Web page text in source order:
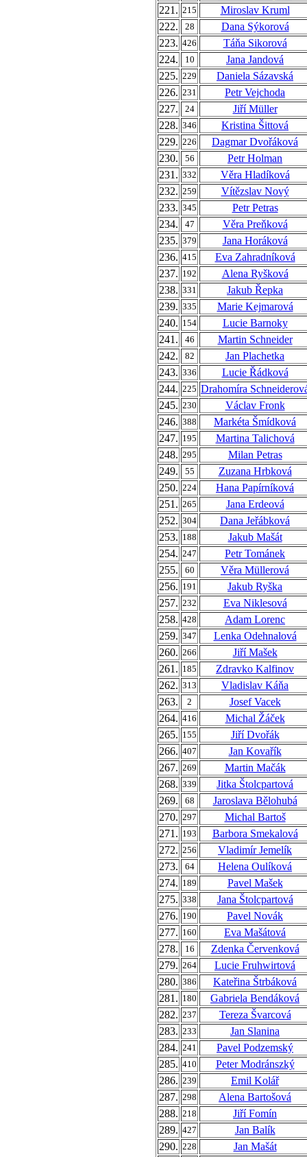
221. 215
Miroslav Kruml
222.
28
Dana Sýkorová
223. 426
Táňa Sikorová
224.
10
Jana Jandová
225. 229
Daniela Sázavská
226. 231
Petr Vejchoda
227.
24
Jiří Müller
228. 346
Kristina Šittová
229. 226
Dagmar Dvořáková
230.
56
Petr Holman
231. 332
Věra Hladíková
232. 259
Vítězslav Nový
233. 345
Petr Petras
234.
47
Věra Preňková
235. 379
Jana Horáková
236. 415
Eva Zahradníková
237. 192
Alena Ryšková
238. 331
Jakub Řepka
239. 335
Marie Kejmarová
240. 154
Lucie Barnoky
241.
46
Martin Schneider
242.
82
Jan Plachetka
243. 336
Lucie Řádková
244. 225 Drahomíra
245. 230
Václav Fronk
246. 388
Markéta Šmídková
247. 195
Martina Talichová
248. 295
Milan Petras
249.
55
Zuzana Hrbková
250. 224
Hana Papírníková
251. 265
Jana Erdeová
252. 304
Dana Jeřábková
253. 188
Jakub Mašát
254. 247
Petr Tománek
255.
60
Věra Müllerová
256. 191
Jakub Ryška
257. 232
Eva Niklesová
258. 428
Adam Lorenc
259. 347
Lenka Odehnalová
260. 266
Jiří Mašek
261. 185
Zdravko Kalfinov
262. 313
Vladislav Káňa
263.
2
Josef Vacek
264. 416
Michal Žáček
265. 155
Jiří Dvořák
266. 407
Jan Kovařík
267. 269
Martin Mačák
268. 339
Jitka Štolcpartová
269.
68
Jaroslava Bělohubá
270. 297
Michal Bartoš
271. 193
Barbora Smekalová
272. 256
Vladimír Jemelík
273.
64
Helena Oulíková
274. 189
Pavel Mašek
275. 338
Jana Štolcpartová
276. 190
Pavel Novák
277. 160
Eva Mašátová
278.
16
Zdenka Červenková
279. 264
Lucie Fruhwirtová
280. 386
Kateřina Štrbáková
281. 180
Gabriela Bendáková
282. 237
Tereza Švarcová
283. 233
Jan Slanina
284. 241
Pavel Podzemský
285. 410
Peter Modránszký
286. 239
Emil Kolář
287. 298
Alena Bartošová
288. 218
Jiří Fomín
289. 427
Jan Balík
290. 228
Jan Mašát